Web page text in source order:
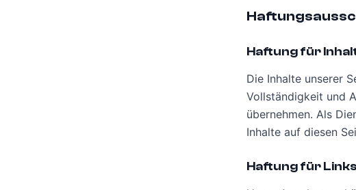
Haftung für
Die Inhalte unserer
Vollständigkeit und
übernehmen. Als
Inhalte auf diesen
Haftung für Links